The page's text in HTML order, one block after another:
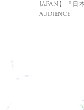
JAPAN】『日
Audience